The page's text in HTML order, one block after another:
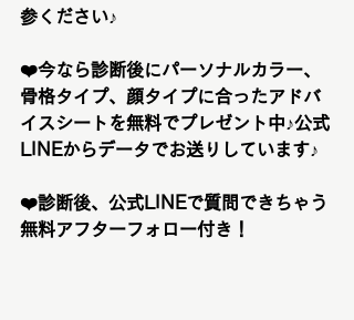
参ください♪
❤️今なら診断後にパーソナルカラー、
骨格タイプ、顔タイプに合ったアドバ
イスシートを無料でプレゼント中♪公式
LINEからデータでお送りしています♪
❤️診断後、公式LINEで質問できちゃう
無料アフターフォロー付き！